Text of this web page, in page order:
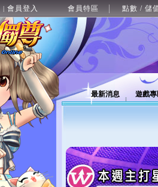
| 會員登入 會員特區 點數 / 儲
最新消息 遊戲